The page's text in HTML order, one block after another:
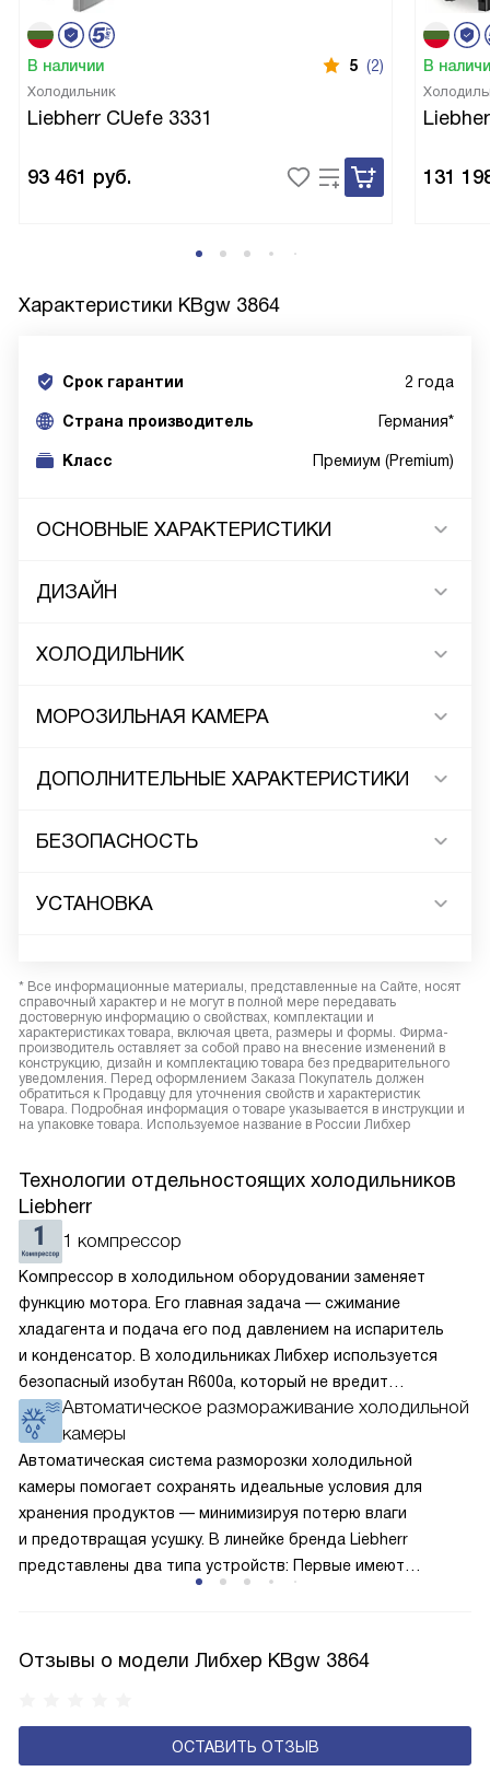
В наличии 5 (2)
Холодильник
Liebherr CUefe 3331
93 461 руб.
В
131
Характеристики KBgw 3864
Срок гарантии 2 года
Cтрана производитель Германия*
Класс Премиум (Premium)
ОСНОВНЫЕ ХАРАКТЕРИСТИКИ
ДИЗАЙН
ХОЛОДИЛЬНИК
МОРОЗИЛЬНАЯ КАМЕРА
ДОПОЛНИТЕЛЬНЫЕ ХАРАКТЕРИСТИКИ
БЕЗОПАСНОСТЬ
УСТАНОВКА
* Все информационные материалы, представленные на Сайте, носят
справочный характер и не могут в полной мере передавать
достоверную информацию о свойствах, комплектации и
характеристиках товара, включая цвета, размеры и формы. Фирма-
производитель оставляет за собой право на внесение изменений в
конструкцию, дизайн и комплектацию товара без предварительного
уведомления. Перед оформлением Заказа Покупатель должен
обратиться к Продавцу для уточнения свойств и характеристик
Товара. Подробная информация о товаре указывается в инструкции и
на упаковке товара. Используемое название в России Либхер
Технологии отдельностоящих холодильников
Liebherr
1 компрессор
Компрессор в холодильном оборудовании заменяет
функцию мотора. Его главная задача — сжимание
хладагента и подача его под давлением на испаритель
и конденсатор. В холодильниках Либхер используется
безопасный изобутан R600a, который не вредит
окружающей среде. Компрессор перегоняет его
по охладительному контуру по принципу насоса. Чем
лучше работает «мотор» прибора, тем качественнее
и быстрее происходит охлаждение, затрачивается
меньше электроэнергии.
Автоматическое размораживание холодильной
камеры
Автоматическая система разморозки холодильной
камеры помогает сохранять идеальные условия для
хранения продуктов — минимизируя потерю влаги
и предотвращая усушку. В линейке бренда Liebherr
представлены два типа устройств: Первые имеют
с панелью, выполняющей функцию «сухой стенки». Такие
эксплуатацию и чаще всего оснащены нулевой зоной
свежести BioFresh 0°C. Они встречаются в сериях Plus,
Отзывы о модели Либхер KBgw 3864
ОСТАВИТЬ ОТЗЫВ